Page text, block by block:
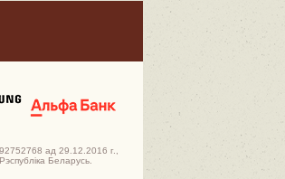
ад 29.12.2016 г.,
Беларусь.